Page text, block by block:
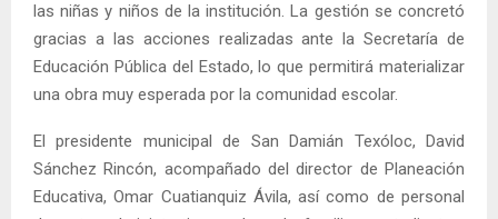
las niñas y niños de la institución. La gestión se concretó
gracias a las acciones realizadas ante la Secretaría de
Educación Pública del Estado, lo que permitirá materializar
una obra muy esperada por la comunidad escolar.
El presidente municipal de San Damián Texóloc, David
Sánchez Rincón, acompañado del director de Planeación
Educativa, Omar Cuatianquiz Ávila, así como de personal